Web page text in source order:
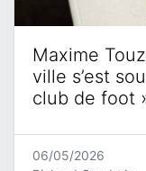
Maxime
ville s’est
club de foot
06/05/2026